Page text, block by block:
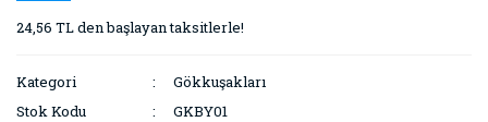
24,56 TL den başlayan taksitlerle!
Kategori
Gökkuşakları
Stok Kodu
GKBY01